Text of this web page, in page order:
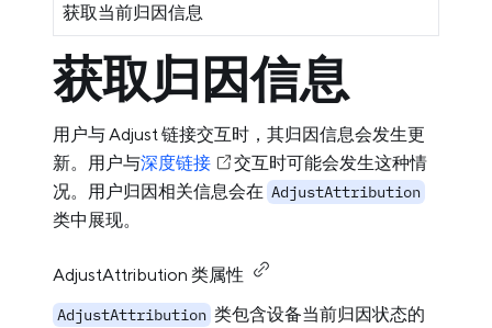
获取当前归因信息
获取归因信息
用户与 Adjust 链接交互时，其归因信息会发生更
新。用户与深度链接
交互时可能会发生这种情
况。用户归因相关信息会在 AdjustAttribution
类中展现。
AdjustAttribution 类属性
AdjustAttribution 类包含设备当前归因状态的